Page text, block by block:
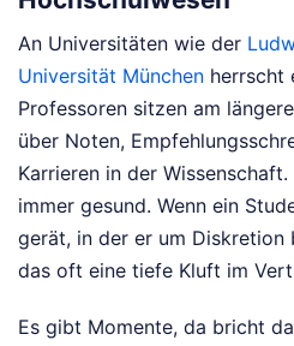
An Universitäten wie der
Universität München herrscht
Professoren sitzen am
über Noten,
Karrieren in der
immer gesund. Wenn ein
gerät, in der er um
das oft eine tiefe Kluft im
Es gibt Momente, da bricht